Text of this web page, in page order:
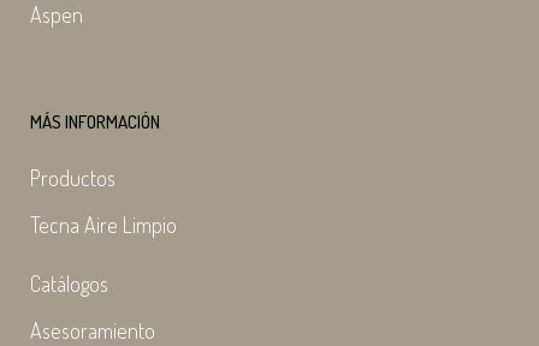
Aspen
MÁS INFORMACIÓN
Productos
Tecna Aire Limpio
Catálogos
Asesoramiento